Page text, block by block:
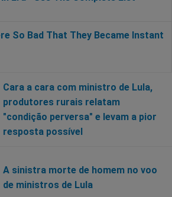
Cara a cara com ministro de Lula,
produtores rurais relatam
"condição perversa" e levam a pior
resposta possível
A sinistra morte de homem no voo
de ministros de Lula